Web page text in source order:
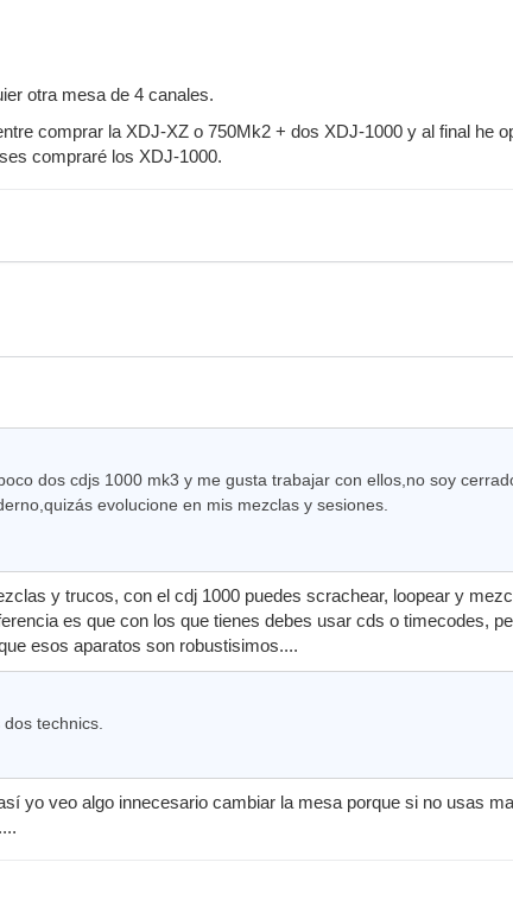
otra mesa de 4 canales.
comprar la XDJ-XZ o 750Mk2 + dos XDJ-1000 y al final he
compraré los XDJ-1000.
dos cdjs 1000 mk3 y me gusta trabajar con ellos,no soy
evolucione en mis mezclas y sesiones.
y trucos, con el cdj 1000 puedes scrachear, loopear y
es que con los que tienes debes usar cds o timecodes,
esos aparatos son robustisimos....
technics.
yo veo algo innecesario cambiar la mesa porque si no usas